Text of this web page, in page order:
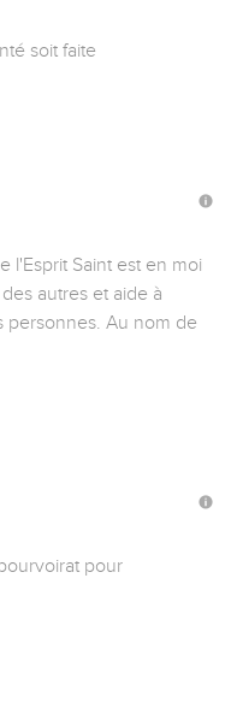
soit faite
l'Esprit Saint est en moi
autres et aide à
personnes. Au nom de
pour